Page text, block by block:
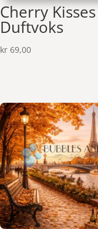
Cherry Kisses
Duftvoks
kr 69,00